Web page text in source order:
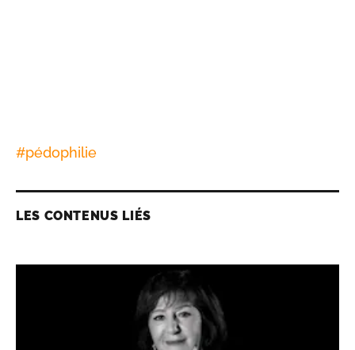
#pédophilie
LES CONTENUS LIÉS